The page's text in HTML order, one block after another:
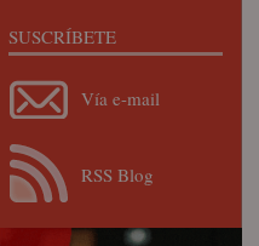
SUSCRÍBETE
Vía e-mail
RSS Blog